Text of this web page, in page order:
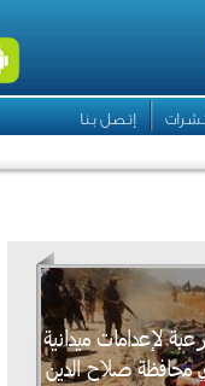
إتصل بنا
لإعدامات ميدانية
محافظة صلاح الدين